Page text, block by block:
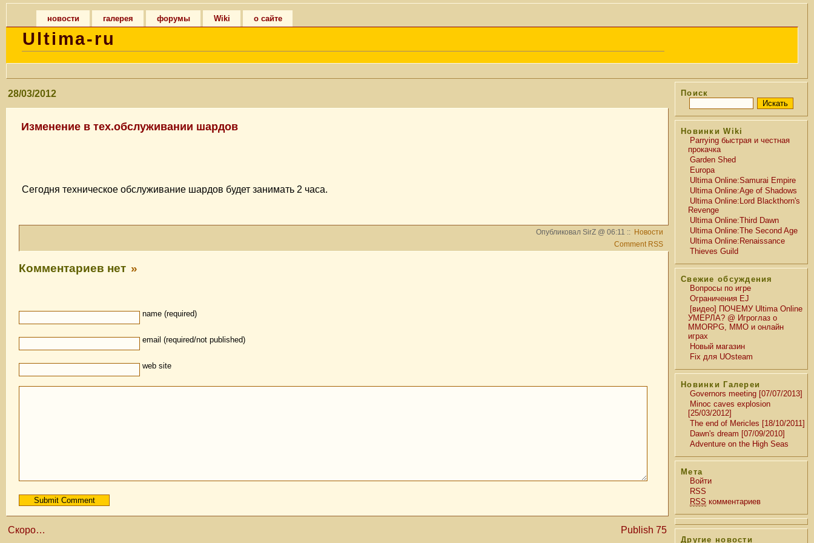
новости галерея форумы Wiki о сайте
Ultima-ru
Поиск
Новинки Wiki
Parrying быстрая и честная
прокачка
Garden Shed
Europa
Ultima Online:Samurai Empire
Ultima Online:Age of Shadows
Ultima Online:Lord Blackthorn's
Revenge
Ultima Online:Third Dawn
Ultima Online:The Second Age
Ultima Online:Renaissance
Thieves Guild
Свежие обсуждения
Вопросы по игре
Ограничения EJ
[видео] ПОЧЕМУ Ultima Online
УМЕРЛА? @ Игроглаз о
MMORPG, MMO и онлайн
играх
Новый магазин
Fix для UOsteam
Новинки Галереи
Governors meeting [07/07/2013]
Minoc caves explosion
[25/03/2012]
The end of Mericles [18/10/2011]
Dawn's dream [07/09/2010]
Adventure on the High Seas
Мета
Войти
RSS
RSS комментариев
Другие новости
28/03/2012
Изменение в тех.обслуживании шардов
Сегодня техническое обслуживание шардов будет занимать 2 часа.
Опубликовал SirZ @ 06:11 :: Новости
Comment RSS
Комментариев нет »
name (required)
email (required/not published)
web site
Publish 75
Скоро…